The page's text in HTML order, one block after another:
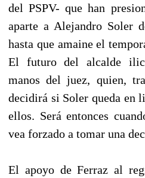
del PSPV- que han
aparte a Alejandro Soler
hasta que amaine el
El futuro del alcalde
manos del juez, quien,
decidirá si Soler queda en
ellos. Será entonces
vea forzado a tomar una
El apoyo de Ferraz al